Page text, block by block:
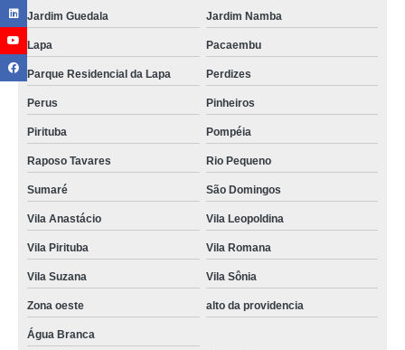
Jardim Guedala Jardim Namba
Lapa Pacaembu
Parque Residencial da Lapa Perdizes
Perus Pinheiros
Pirituba Pompéia
Raposo Tavares Rio Pequeno
Sumaré São Domingos
Vila Anastácio Vila Leopoldina
Vila Pirituba Vila Romana
Vila Suzana Vila Sônia
Zona oeste alto da providencia
Água Branca